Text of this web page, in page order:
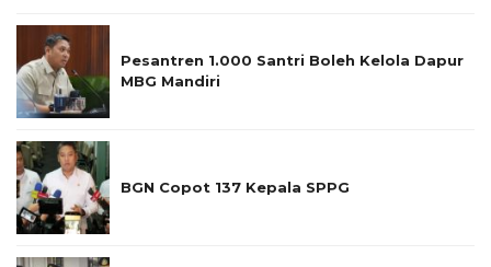
Pesantren 1.000 Santri Boleh Kelola Dapur
MBG Mandiri
BGN Copot 137 Kepala SPPG